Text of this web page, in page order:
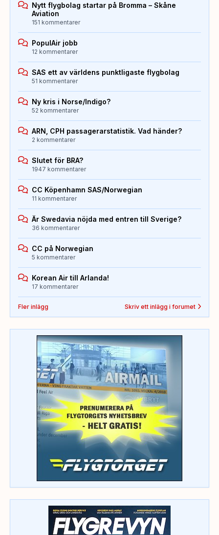
Nytt flygbolag startar på Bromma – Skåne
Aviation
151 kommentarer
PopulAir jobb
12 kommentarer
SAS ett av världens punktligaste flygbolag
51 kommentarer
Ny kris i Norse/Indigo?
52 kommentarer
ARN, CPH passagerarstatistik. Vad händer?
2 kommentarer
Slutet för BRA?
1947 kommentarer
CC Köpenhamn SAS/Norwegian
11 kommentarer
Är Swedavia nöjda med entren till Sverige?
36 kommentarer
CC på Norwegian
5 kommentarer
Korean Air till Arlanda!
17 kommentarer
Fler inlägg Skriv ett inlägg i forumet